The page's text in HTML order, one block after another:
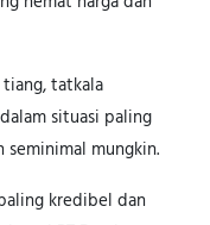
tiang, tatkala
situasi paling
mungkin.
kredibel dan